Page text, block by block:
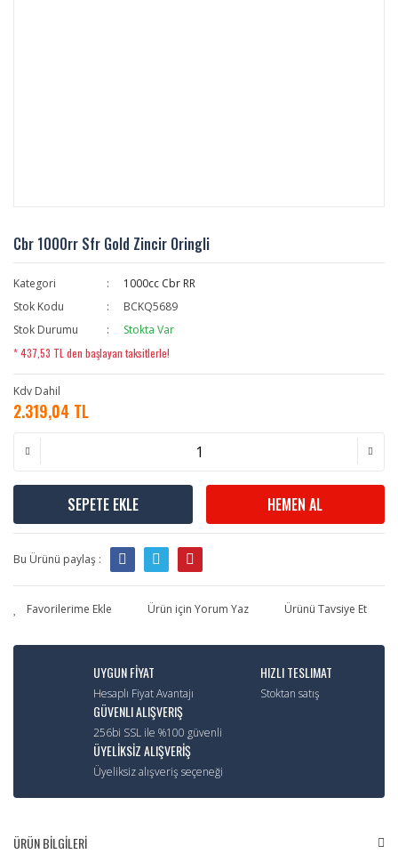
Cbr 1000rr Sfr Gold Zincir Oringli
Kategori
1000cc Cbr RR
Stok Kodu
BCKQ5689
Stok Durumu
Stokta Var
* 437,53 TL den başlayan taksitlerle!
Kdv Dahil
2.319,04 TL
SEPETE EKLE HEMEN AL
Bu Ürünü paylaş :
Ürün için Yorum Yaz Ürünü Tavsiye Et
UYGUN FİYAT
Hesaplı Fiyat Avantajı
HIZLI TESLIMAT
Stoktan satış
GÜVENLI ALIŞVERIŞ
256bi SSL ile %100 güvenli
ÜYELİKSİZ ALIŞVERİŞ
Üyeliksiz alışveriş seçeneği
ÜRÜN BİLGİLERİ